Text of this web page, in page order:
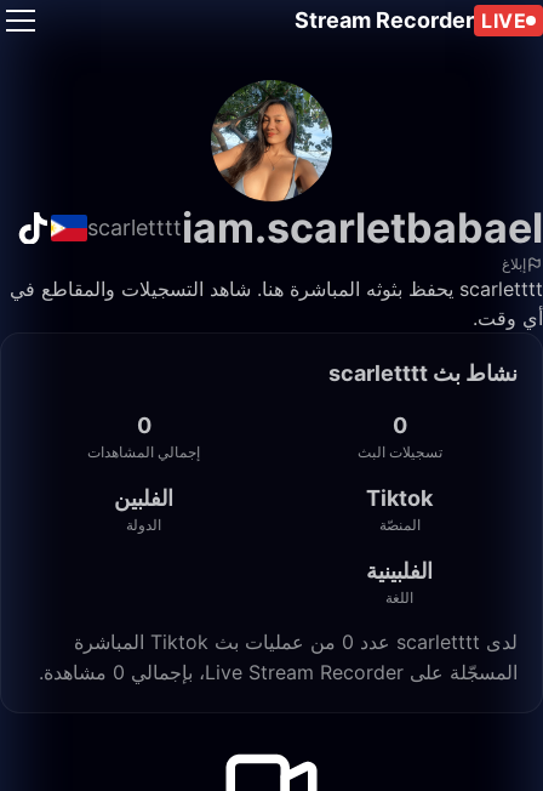
LIVE
Stream Recorder
iam.scarletbabael
scarletttt
إبلاغ
scarletttt يحفظ بثوثه المباشرة هنا. شاهد التسجيلات والمقاطع في
أي وقت.
نشاط بث scarletttt
0
تسجيلات البث
0
إجمالي المشاهدات
Tiktok
المنصّة
الفلبين
الدولة
الفلبينية
اللغة
لدى scarletttt عدد 0 من عمليات بث Tiktok المباشرة
المسجّلة على Live Stream Recorder، بإجمالي 0 مشاهدة.